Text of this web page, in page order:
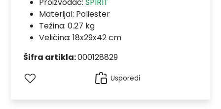
Materijal: Poliester
Težina: 0.27 kg
Veličina: 18x29x42 cm
Šifra artikla:000128829
Usporedi